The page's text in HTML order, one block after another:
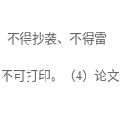
不得抄袭、不得雷
可打印。（4）论文